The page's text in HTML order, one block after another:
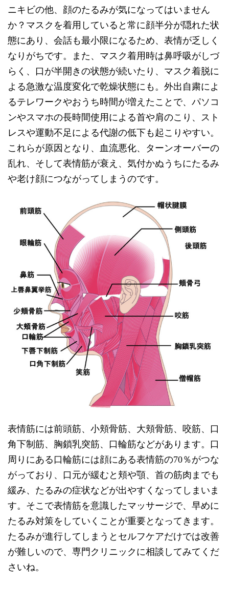
ニキビの他、顔のたるみが気になってはいません
か？マスクを着用していると常に顔半分が隠れた状
態にあり、会話も最小限になるため、表情が乏しく
なりがちです。また、マスク着用時は鼻呼吸がしづ
らく、口が半開きの状態が続いたり、マスク着脱に
よる急激な温度変化で乾燥状態にも。外出自粛によ
るテレワークやおうち時間が増えたことで、パソコ
ンやスマホの長時間使用による首や肩のこり、スト
レスや運動不足による代謝の低下も起こりやすい。
これらが原因となり、血流悪化、ターンオーバーの
乱れ、そして表情筋が衰え、気付かぬうちにたるみ
や老け顔につながってしまうのです。
表情筋には前頭筋、小頬骨筋、大頬骨筋、咬筋、口
角下制筋、胸鎖乳突筋、口輪筋などがあります。口
周りにある口輪筋には顔にある表情筋の70％がつな
がっており、口元が緩むと頬や顎、首の筋肉までも
緩み、たるみの症状などが出やすくなってしまいま
す。そこで表情筋を意識したマッサージで、早めに
たるみ対策をしていくことが重要となってきます。
たるみが進行してしまうとセルフケアだけでは改善
が難しいので、専門クリニックに相談してみてくだ
さいね。